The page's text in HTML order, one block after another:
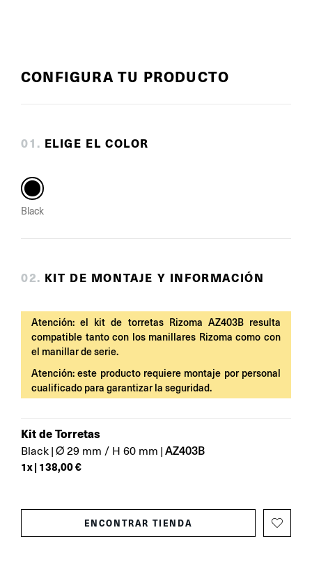
CONFIGURA TU PRODUCTO
01 . ELIGE EL COLOR
Black
02. KIT DE MONTAJE Y INFORMACIÓN
Atención: el kit de torretas Rizoma AZ403B resulta
compatible tanto con los manillares Rizoma como con
el manillar de serie.
Atención: este producto requiere montaje por personal
cualificado para garantizar la seguridad.
Kit de Torretas
Black | Ø 29 mm / H 60 mm | AZ403B
1x | 138,00 €
ENCONTRAR TIENDA